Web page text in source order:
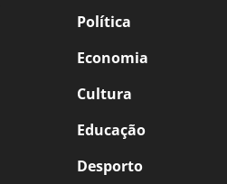
Política
Economia
Cultura
Educação
Desporto